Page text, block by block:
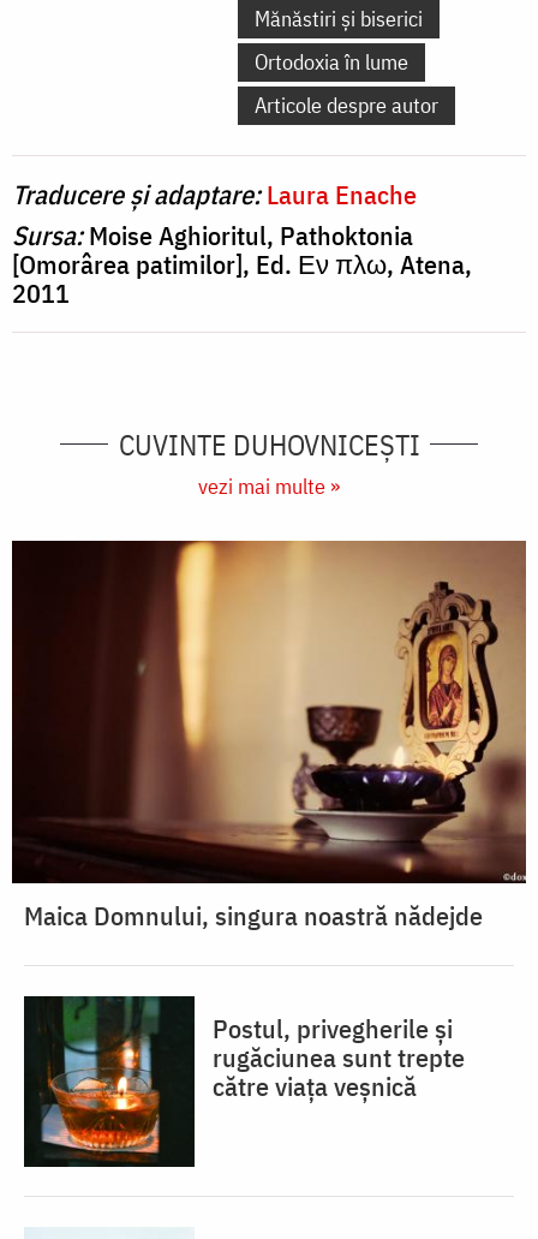
Mănăstiri și biserici
Ortodoxia în lume
Articole despre autor
Traducere și adaptare:Laura Enache
Sursa:Moise Aghioritul, Pathoktonia
[Omorârea patimilor], Ed. Εν πλω, Atena,
2011
CUVINTE DUHOVNICEȘTI
vezi mai multe »
Maica Domnului, singura noastră nădejde
Postul, privegherile și
rugăciunea sunt trepte
către viața veșnică